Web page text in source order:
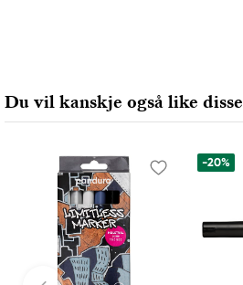
Du vil kanskje også like disse
-20%